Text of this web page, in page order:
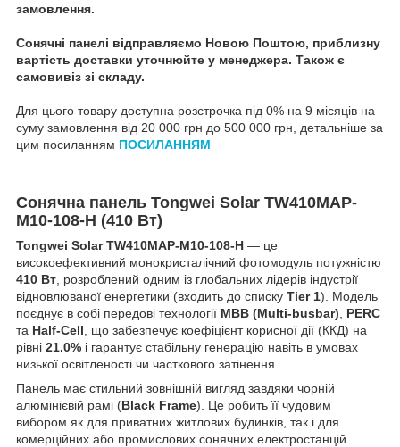
замовлення.
Сонячні панелі відправляємо Новою Поштою, приблизну
вартість доставки уточнюйте у менеджера. Також є
самовивіз зі складу.
Для цього товару доступна розстрочка під 0% на 9 місяців на
суму замовлення від 20 000 грн до 500 000 грн, детальніше за
цим посиланням ПОСИЛАННЯМ
Сонячна панель Tongwei Solar TW410MAP-
M10-108-H (410 Вт)
Tongwei Solar TW410MAP-M10-108-H — це
високоефективний монокристалічний фотомодуль потужністю
410 Вт , розроблений одним із глобальних лідерів індустрії
відновлюваної енергетики (входить до списку Tier 1). Модель
поєднує в собі передові технології MBB (Multi-busbar)
PERC
та Half-Cell , що забезпечує коефіцієнт корисної дії (ККД) на
рівні 21.0% і гарантує стабільну генерацію навіть в умовах
низької освітленості чи часткового затінення.
Панель має стильний зовнішній вигляд завдяки чорній
алюмінієвій рамі (Black Frame). Це робить її чудовим
вибором як для приватних житлових будинків, так і для
комерційних або промислових сонячних електростанцій